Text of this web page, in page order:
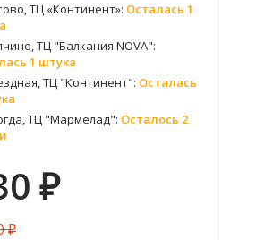
ТЦ «Континент»: Осталась 1
ТЦ "Балкания NOVA":
1 штука
ТЦ "Континент": Осталась
ТЦ "Мармелад": Осталось 2
₽
₽